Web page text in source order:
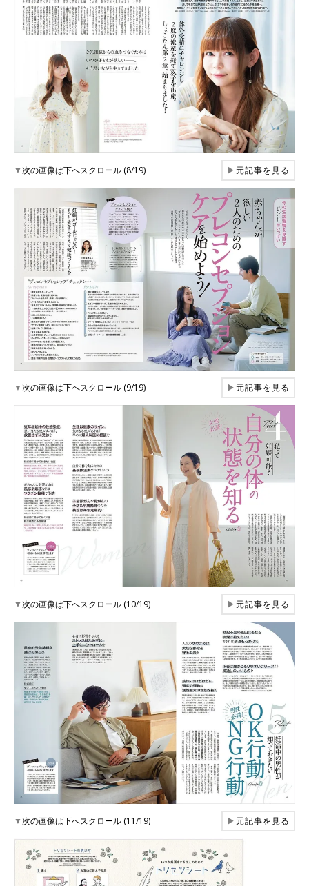
▼次の画像は下へスクロール (8/19) ▶元記事を見る
▼次の画像は下へスクロール (9/19) ▶元記事を見る
▼次の画像は下へスクロール (10/19) ▶元記事を見る
▼次の画像は下へスクロール (11/19) ▶元記事を見る